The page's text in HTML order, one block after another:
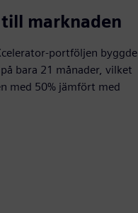
marknaden
portföljen byggde
bara 21 månader, vilket
med 50% jämfört med